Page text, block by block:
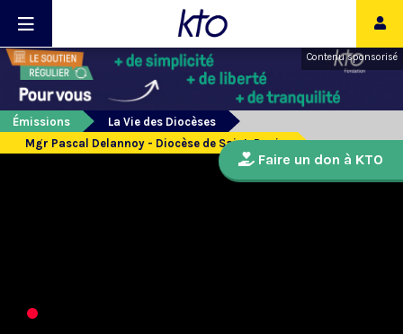
Contenu sponsorisé
Émissions
La Vie des Diocèses
Mgr Pascal Delannoy - Diocèse de Saint-Denis
Faire un don à KTO